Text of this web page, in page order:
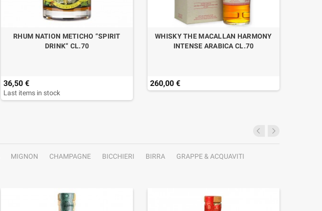
RHUM NATION METICHO “SPIRIT
DRINK” CL.70
36,50 €
Last items in stock
WHISKY THE MACALLAN HARMONY
INTENSE ARABICA CL.70
260,00 €
MIGNON CHAMPAGNE BICCHIERI BIRRA
GRAPPE & ACQUAVITI